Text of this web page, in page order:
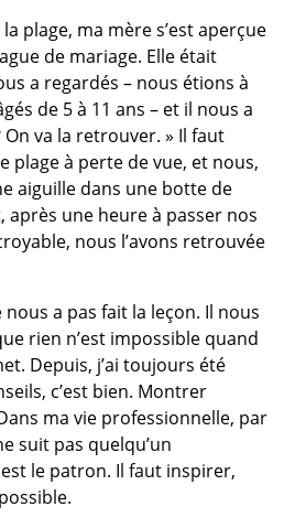
plage, ma mère s’est aperçue
de mariage. Elle était
a regardés – nous étions à
de 5 à 11 ans – et il nous a
On va la retrouver. » Il faut
plage à perte de vue, et nous,
aiguille dans une botte de
une heure à passer nos
nous l’avons retrouvée
a pas fait la leçon. Il nous
rien n’est impossible quand
Depuis, j’ai toujours été
c’est bien. Montrer
ma vie professionnelle, par
suit pas quelqu’un
le patron. Il faut inspirer,